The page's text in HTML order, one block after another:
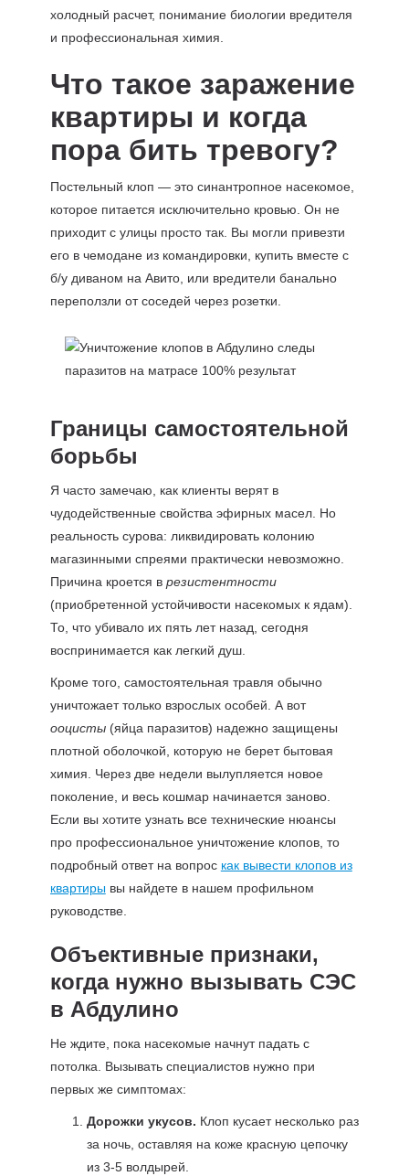
холодный расчет, понимание биологии вредителя
и профессиональная химия.
Что такое заражение
квартиры и когда
пора бить тревогу?
Постельный клоп — это синантропное насекомое,
которое питается исключительно кровью. Он не
приходит с улицы просто так. Вы могли привезти
его в чемодане из командировки, купить вместе с
б/у диваном на Авито, или вредители банально
переползли от соседей через розетки.
Границы самостоятельной
борьбы
Я часто замечаю, как клиенты верят в
чудодейственные свойства эфирных масел. Но
реальность сурова: ликвидировать колонию
магазинными спреями практически невозможно.
Причина кроется в резистентности
(приобретенной устойчивости насекомых к ядам).
То, что убивало их пять лет назад, сегодня
воспринимается как легкий душ.
Кроме того, самостоятельная травля обычно
уничтожает только взрослых особей. А вот
ооцисты(яйца паразитов) надежно защищены
плотной оболочкой, которую не берет бытовая
химия. Через две недели вылупляется новое
поколение, и весь кошмар начинается заново.
Если вы хотите узнать все технические нюансы
про профессиональное уничтожение клопов, то
подробный ответ на вопрос как вывести клопов из
квартирывы найдете в нашем профильном
руководстве.
Объективные признаки,
когда нужно вызывать СЭС
в Абдулино
Не ждите, пока насекомые начнут падать с
потолка. Вызывать специалистов нужно при
первых же симптомах:
Дорожки укусов. Клоп кусает несколько раз
за ночь, оставляя на коже красную цепочку
из 3-5 волдырей.